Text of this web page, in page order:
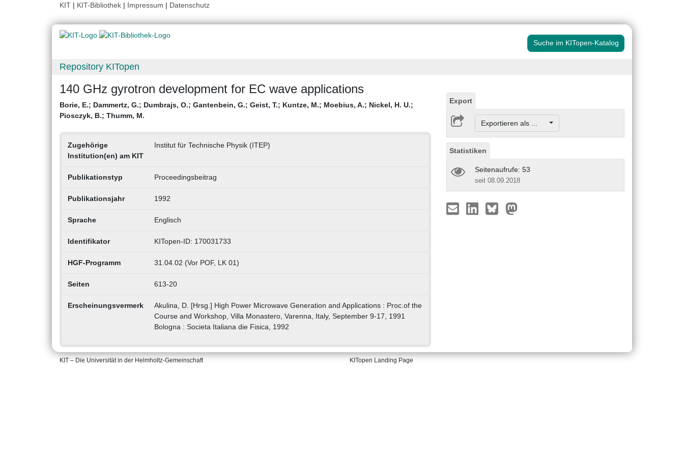
KIT | KIT-Bibliothek | Impressum | Datenschutz
Suche im KITopen-Katalog
Repository KITopen
140 GHz gyrotron development for EC wave applications
Borie, E.; Dammertz, G.; Dumbrajs, O.; Gantenbein, G.; Geist, T.; Kuntze, M.; Moebius, A.; Nickel, H. U.;
Piosczyk, B.; Thumm, M.
Zugehörige
Institution(en) am KIT
Institut für Technische Physik (ITEP)
Publikationstyp Proceedingsbeitrag
Publikationsjahr 1992
Sprache Englisch
Identifikator KITopen-ID: 170031733
HGF-Programm 31.04.02 (Vor POF, LK 01)
Seiten 613-20
Erscheinungsvermerk
Akulina, D. [Hrsg.] High Power Microwave Generation and Applications : Proc.of the
Course and Workshop, Villa Monastero, Varenna, Italy, September 9-17, 1991
Bologna : Societa Italiana die Fisica, 1992
Export
Exportieren als ...
Statistiken
Seitenaufrufe: 53
seit 08.09.2018
KIT – Die Universität in der Helmholtz-Gemeinschaft KITopen Landing Page